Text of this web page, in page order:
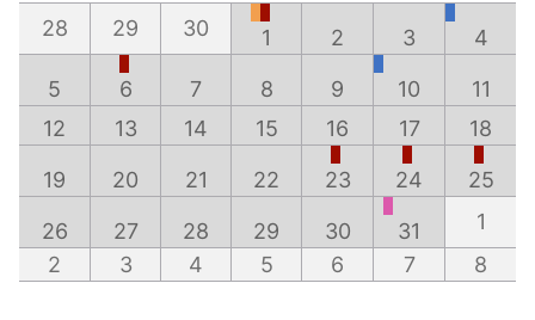
28
29 30 1 2 3 4
5 6 7 8 9 10
11
12
13 14 15 16 17 18
19 20 21 22 23 24 25
26 27 28 29 30 31
1
2
3 4 5 6 7 8